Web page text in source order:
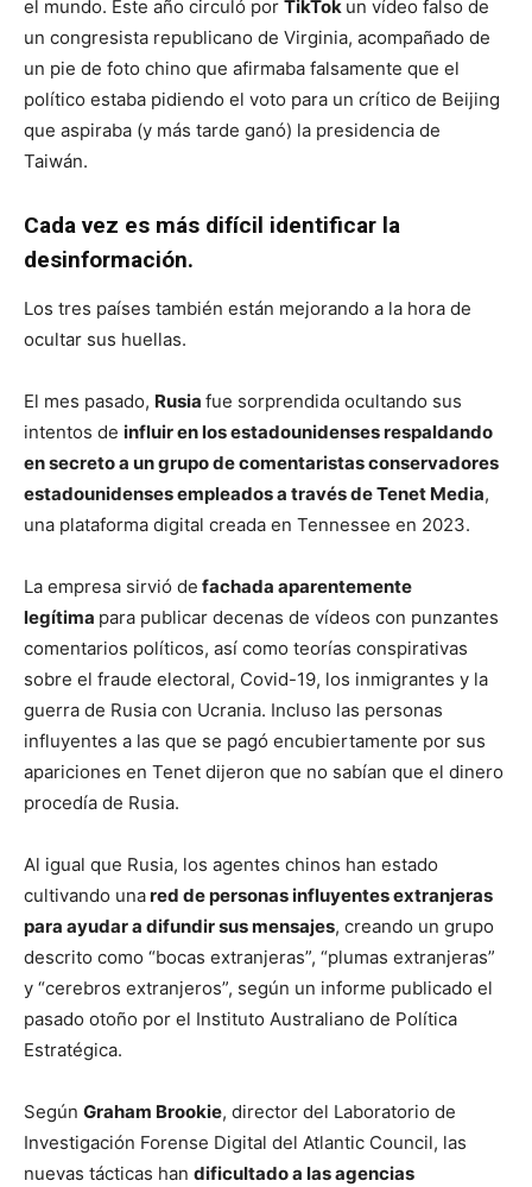
el mundo. Este año circuló por TikTok un vídeo falso de
un congresista republicano de Virginia, acompañado de
un pie de foto chino que afirmaba falsamente que el
político estaba pidiendo el voto para un crítico de Beijing
que aspiraba (y más tarde ganó) la presidencia de
Taiwán.
Cada vez es más difícil identificar la
desinformación.
Los tres países también están mejorando a la hora de
ocultar sus huellas.
El mes pasado, Rusia fue sorprendida ocultando sus
intentos de influir en los estadounidenses respaldando
en secreto a un grupo de comentaristas conservadores
estadounidenses empleados a través de Tenet Media,
una plataforma digital creada en Tennessee en 2023.
La empresa sirvió de fachada aparentemente
legítima para publicar decenas de vídeos con punzantes
comentarios políticos, así como teorías conspirativas
sobre el fraude electoral, Covid-19, los inmigrantes y la
guerra de Rusia con Ucrania. Incluso las personas
influyentes a las que se pagó encubiertamente por sus
apariciones en Tenet dijeron que no sabían que el dinero
procedía de Rusia.
Al igual que Rusia, los agentes chinos han estado
cultivando unared de personas influyentes extranjeras
para ayudar a difundir sus mensajes, creando un grupo
descrito como “bocas extranjeras”, “plumas extranjeras”
y “cerebros extranjeros”, según un informe publicado el
pasado otoño por el Instituto Australiano de Política
Estratégica.
Según Graham Brookie, director del Laboratorio de
Investigación Forense Digital del Atlantic Council, las
nuevas tácticas han dificultado a las agencias